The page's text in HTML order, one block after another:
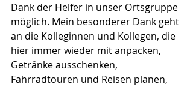
Dank der Helfer in unser Ortsgruppe
möglich. Mein besonderer Dank geht
an die Kolleginnen und Kollegen, die
hier immer wieder mit anpacken,
Getränke ausschenken,
Fahrradtouren und Reisen planen,